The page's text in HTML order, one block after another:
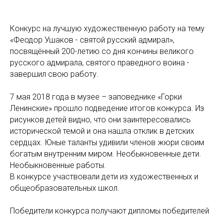
Конкурс на лучшую художественную работу на тему
«Феодор Ушаков - святой русский адмирал»,
посвящённый 200-летию со дня кончины великого
русского адмирала, святого праведного воина -
завершил свою работу.
7 мая 2018 года в музее – заповеднике «Горки
Ленинские» прошло подведение итогов конкурса. Из
рисунков детей видно, что они заинтересовались
исторической темой и она нашла отклик в детских
сердцах. Юные таланты удивили членов жюри своим
богатым внутренним миром. Необыкновенные дети.
Необыкновенные работы.
В конкурсе участвовали дети из художественных и
общеобразовательных школ.
Победители конкурса получают дипломы победителей